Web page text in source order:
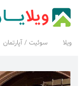
ویلا سوئیت / آپارتمان